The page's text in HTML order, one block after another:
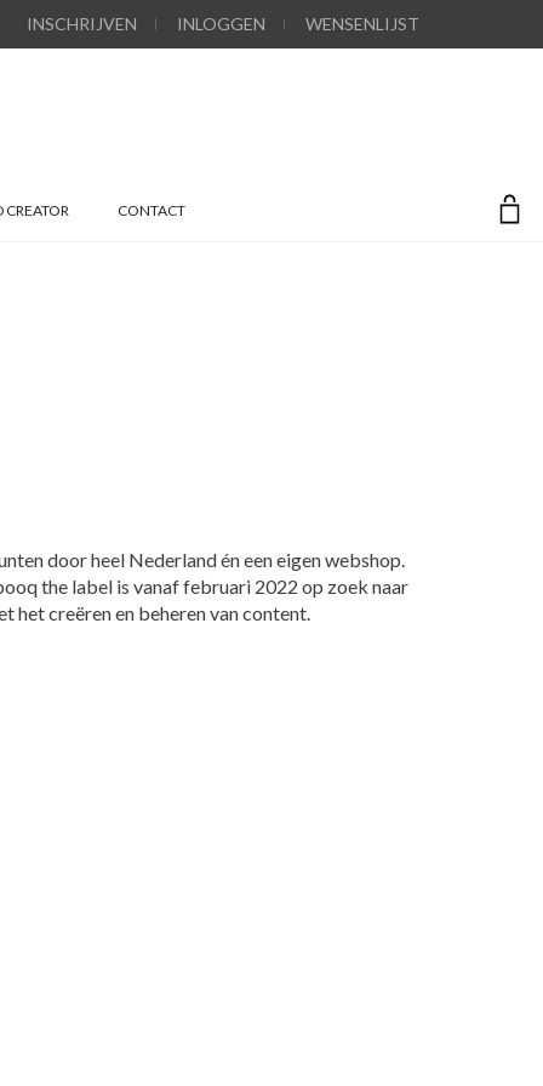
INSCHRIJVEN INLOGGEN WENSENLIJST
CREATOR CONTACT
door heel Nederland én een eigen webshop.
the label is vanaf februari 2022 op zoek naar
het creëren en beheren van content.